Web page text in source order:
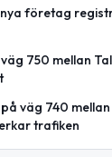
företag
750 mellan
väg 740
trafiken